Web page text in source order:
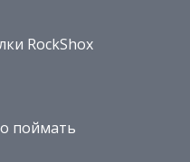
RockShox
поймать